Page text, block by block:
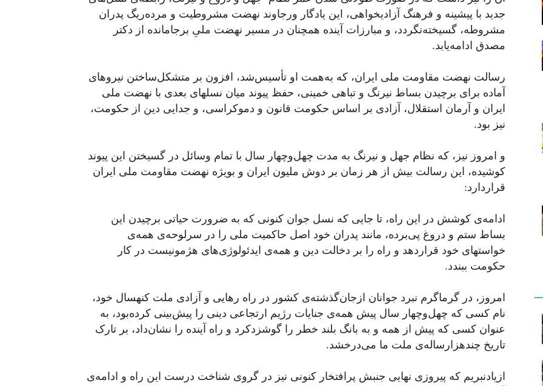
جدید با پیشینه و فرهنگ آزادیخواهی، این یادگار ورجاوند نهضت مشروطیت و مرده‌ریگ پدران
مشروطه، گسیخته‌نگردد، و مبارزات آینده همچنان در مسیر نهضت ملیِ برجامانده از دکتر
مصدق ادامه‌یابد.
رسالت نهضت مقاومت ملی ایران، که به‌همت او تأسیس‌شد، افزون بر متشکل‌ساختن نیروهای
آماده برای برچیدن بساط نیرنگ و تباهی خمینی، حفظ پیوند میان نسلهای بعدی با نهضت ملی
ایران و آرمان استقلال، آزادی بر اساس حکومت قانون و دموکراسی، و جدایی دین از حکومت،
نیز بود.
و امروز نیز، که نظام جهل و نیرنگ به مدت چهل‌وچهار سال با تمام وسائل در گسیختن این پیوند
کوشیده، این رسالت بیش از هر زمان بر دوش ملیون ایران و بویژه نهضت مقاومت ملی ایران
قراردارد:
ادامه‌ی کوشش در این راه، تا جایی که نسل جوان کنونی که به ضرورت حیاتی برچیدن این
بساط ستم و دروغ پی‌برده، مانند پدران خود اصل حاکمیت ملی را در سرلوحه‌ی همه‌ی
خواستهای خود قراردهد و راه را بر دخالت دین و همه‌ی ایدئولوژی‌های هژمونیست در کار
حکومت ببندد.
امروز، در گرماگرم نبرد جوانان ازجان‌گذشته‌ی کشور در راه رهایی و آزادی ملت کنهسال خود،
نام کسی که چهل‌و‌چهار سال پیش همه‌ی جنایات رژیم ارتجاعی دینی را پیش‌بینی کرده‌بود، به
عنوان کسی که پیش از همه و به بانگ بلند خطر را گوشزدکرد و راه آینده را نشان‌داد، بر تارک
تاریخ چندهزارساله‌ی ملت ما می‌درخشد.
ازیادنبریم که پیروزی نهایی جنبش پرافتخار کنونی نیز در گروی شناخت درست این راه و ادامه‌ی